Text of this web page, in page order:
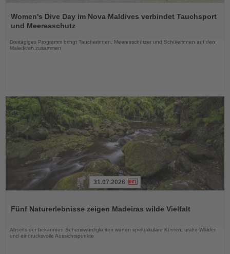
Sie
die
Women's Dive Day im Nova Maldives verbindet Tauchsport
und Meeresschutz
Dreitägiges Programm bringt Taucherinnen, Meeresschützer und Schülerinnen auf den
Malediven zusammen
die
31.07.2026
Fünf Naturerlebnisse zeigen Madeiras wilde Vielfalt
Abseits der bekannten Sehenswürdigkeiten warten spektakuläre Küsten, uralte Wälder
und eindrucksvolle Aussichtspunkte